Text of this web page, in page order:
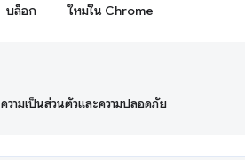
บล็อก ใหม่ใน Chrome
ความเป็นส่วนตัวและความปลอดภัย